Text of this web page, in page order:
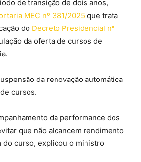
de transição de dois anos,
MEC nº 381/2025 que trata
do Decreto Presidencial nº
da oferta de cursos de
da renovação automática
cursos.
da performance dos
que não alcancem rendimento
do curso, explicou o ministro